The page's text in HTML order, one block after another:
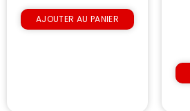
AJOUTER AU PANIER